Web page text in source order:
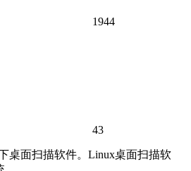
1944
43
桌面扫描软件。Linux桌面扫描软